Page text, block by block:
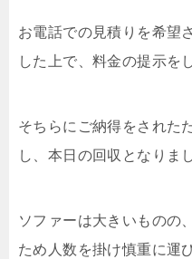
お電話での見積りを希望
した上で、料金の提示を
そちらにご納得をされた
し、本日の回収となりま
ソファーは大きいものの
ため人数を掛け慎重に運